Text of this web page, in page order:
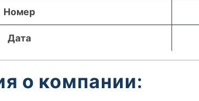
Номер
Дата
о компании: